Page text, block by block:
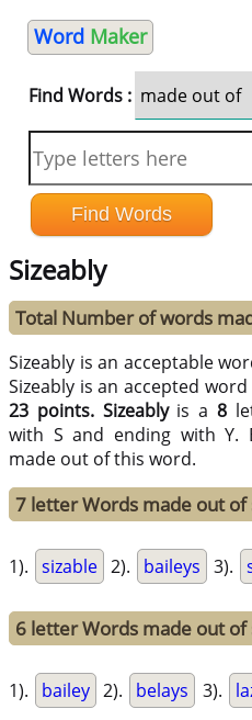
Word Maker
Find Words :
Sizeably
Total Number of words
Sizeably is an acceptable
Sizeably is an accepted
23 points. Sizeablyis a 8
with S and ending with Y.
made out of this word.
7 letter Words made out of
1). sizable 2). baileys 3).
6 letter Words made out of
1). bailey 2). belays 3).